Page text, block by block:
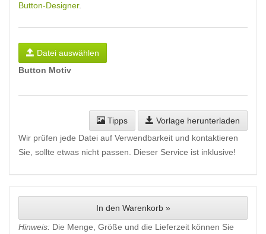
Button-Designer.
Datei auswählen
Button Motiv
Tipps
Vorlage herunterladen
Wir prüfen jede Datei auf Verwendbarkeit und kontaktieren
Sie, sollte etwas nicht passen. Dieser Service ist inklusive!
In den Warenkorb »
Hinweis: Die Menge, Größe und die Lieferzeit können Sie